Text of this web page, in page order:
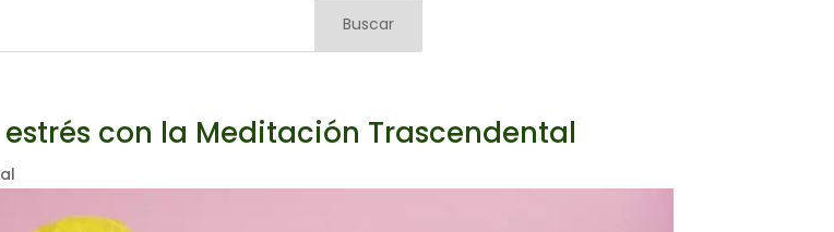
Buscar
con la Meditación Trascendental